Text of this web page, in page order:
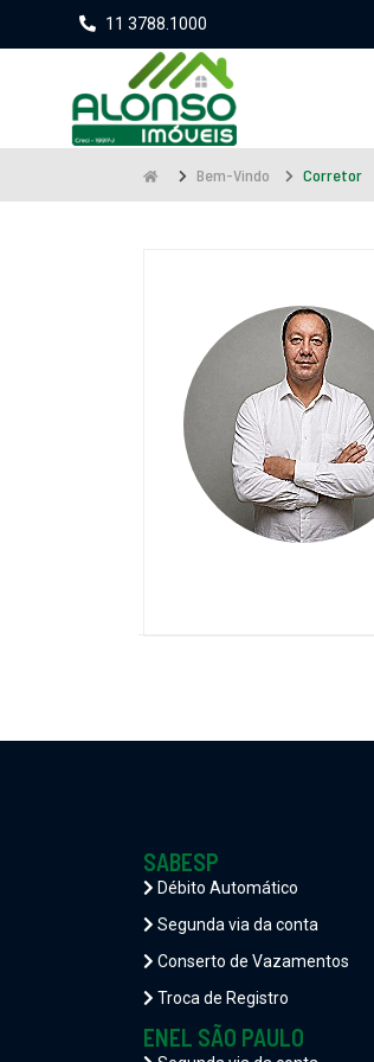
11 3788.1000
Bem-Vindo Corretor
SABESP
Débito Automático
Segunda via da conta
Conserto de Vazamentos
Troca de Registro
ENEL SÃO PAULO